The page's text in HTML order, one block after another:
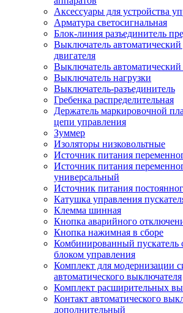
Аксессуары для устройства
Арматура светосигнальная
Блок-линия разъединитель
Выключатель
двигателя
Выключатель
Выключатель нагрузки
Выключатель-разъединитель
Гребенка распределительная
Держатель маркировочной
цепи управления
Зуммер
Изоляторы низковольтные
Источник питания
Источник питания
универсальный
Источник питания
Катушка управления
Клемма шинная
Кнопка аварийного
Кнопка нажимная в сборе
Комбинированный пускатель
блоком управления
Комплект для модернизации
автоматического выключателя
Комплект расширительных
Контакт автоматического
дополнительный